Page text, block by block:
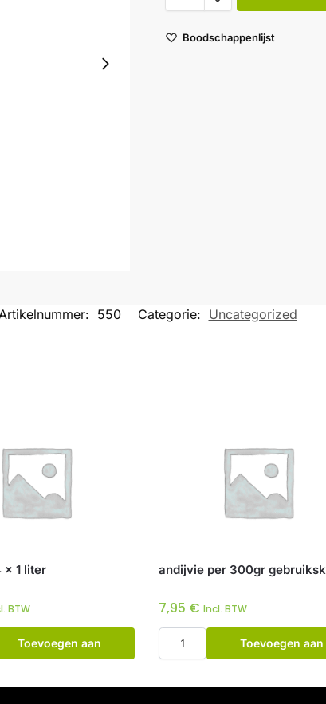
Boodschappenlijst
550 Categorie: Uncategorized
x 1 liter
BTW
Toevoegen aan
andijvie per 300gr
7,95 € Incl. BTW
Toevoegen aan